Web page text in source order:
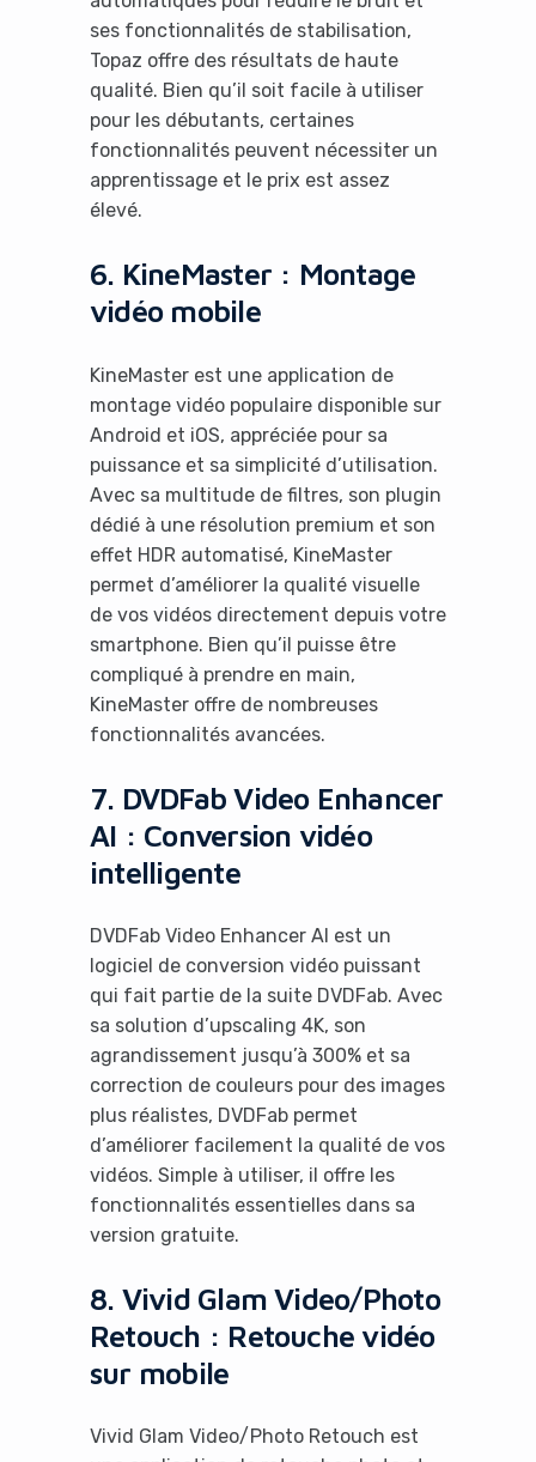
ses fonctionnalités de stabilisation,
Topaz offre des résultats de haute
qualité. Bien qu’il soit facile à utiliser
pour les débutants, certaines
fonctionnalités peuvent nécessiter un
apprentissage et le prix est assez
élevé.
6. KineMaster : Montage
vidéo mobile
KineMaster est une application de
montage vidéo populaire disponible sur
Android et iOS, appréciée pour sa
puissance et sa simplicité d’utilisation.
Avec sa multitude de filtres, son plugin
dédié à une résolution premium et son
effet HDR automatisé, KineMaster
permet d’améliorer la qualité visuelle
de vos vidéos directement depuis votre
smartphone. Bien qu’il puisse être
compliqué à prendre en main,
KineMaster offre de nombreuses
fonctionnalités avancées.
7. DVDFab Video Enhancer
AI : Conversion vidéo
intelligente
DVDFab Video Enhancer AI est un
logiciel de conversion vidéo puissant
qui fait partie de la suite DVDFab. Avec
sa solution d’upscaling 4K, son
agrandissement jusqu’à 300% et sa
correction de couleurs pour des images
plus réalistes, DVDFab permet
d’améliorer facilement la qualité de vos
vidéos. Simple à utiliser, il offre les
fonctionnalités essentielles dans sa
version gratuite.
8. Vivid Glam Video/Photo
Retouch : Retouche vidéo
sur mobile
Vivid Glam Video/Photo Retouch est